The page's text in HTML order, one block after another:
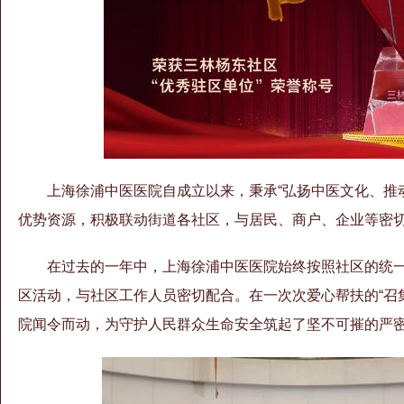
上海徐浦中医医院自成立以来，秉承“弘扬中医文化、
优势资源，积极联动街道各社区，与居民、商户、企业等密
在过去的一年中，上海徐浦中医医院始终按照社区的统
区活动，与社区工作人员密切配合。在一次次爱心帮扶的“
院闻令而动，为守护人民群众生命安全筑起了坚不可摧的严